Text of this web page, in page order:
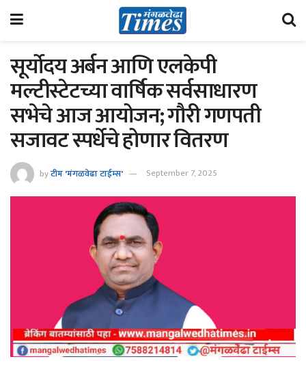
सूर्योदय अर्बन आणि एलकेपी
मल्टीस्टेटच्या वार्षिक सर्वसाधारण
सभेचे आज आयोजन; गौरी गणपती
सजावट स्पर्धेचे होणार वितरण
byटीम 'मंगळवेढा टाईम्स' September 7, 2025